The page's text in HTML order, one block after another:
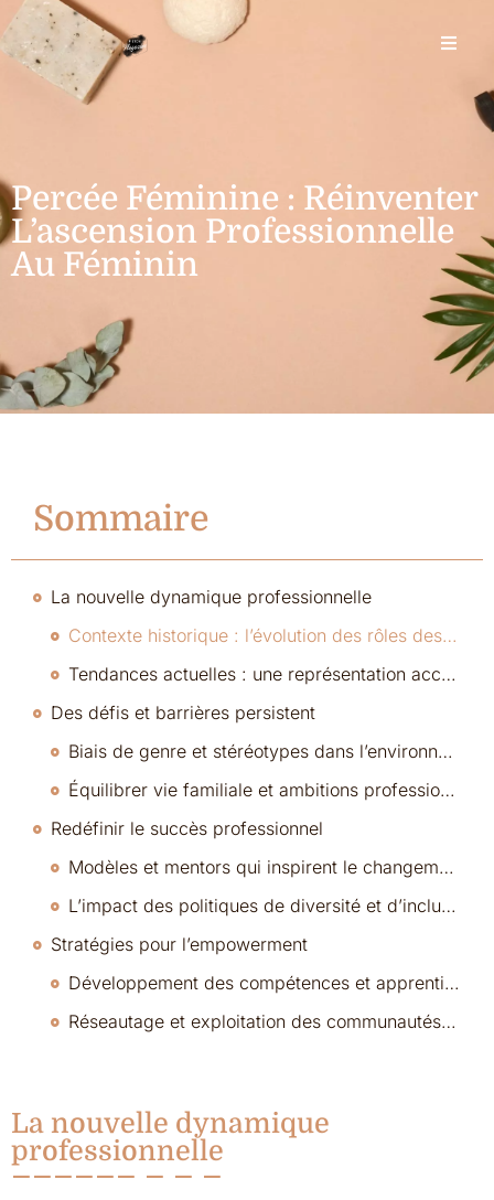
Percée Féminine : Réinventer
L’ascension Professionnelle
Au Féminin
Sommaire
La nouvelle dynamique professionnelle
Contexte historique : l’évolution des rôles des femmes sur le lieu de travail
Tendances actuelles : une représentation accrue des femmes dans les postes de direction
Des défis et barrières persistent
Biais de genre et stéréotypes dans l’environnement corporatif
Équilibrer vie familiale et ambitions professionnelles
Redéfinir le succès professionnel
Modèles et mentors qui inspirent le changement
L’impact des politiques de diversité et d’inclusion
Stratégies pour l’empowerment
Développement des compétences et apprentissage continu
Réseautage et exploitation des communautés professionnelles
La nouvelle dynamique
professionnelle